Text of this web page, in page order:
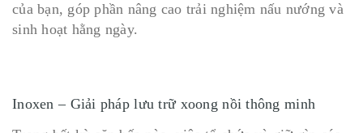
của bạn, góp phần nâng cao trải nghiệm nấu nướng và
sinh hoạt hằng ngày.
Inoxen – Giải pháp lưu trữ xoong nồi thông minh